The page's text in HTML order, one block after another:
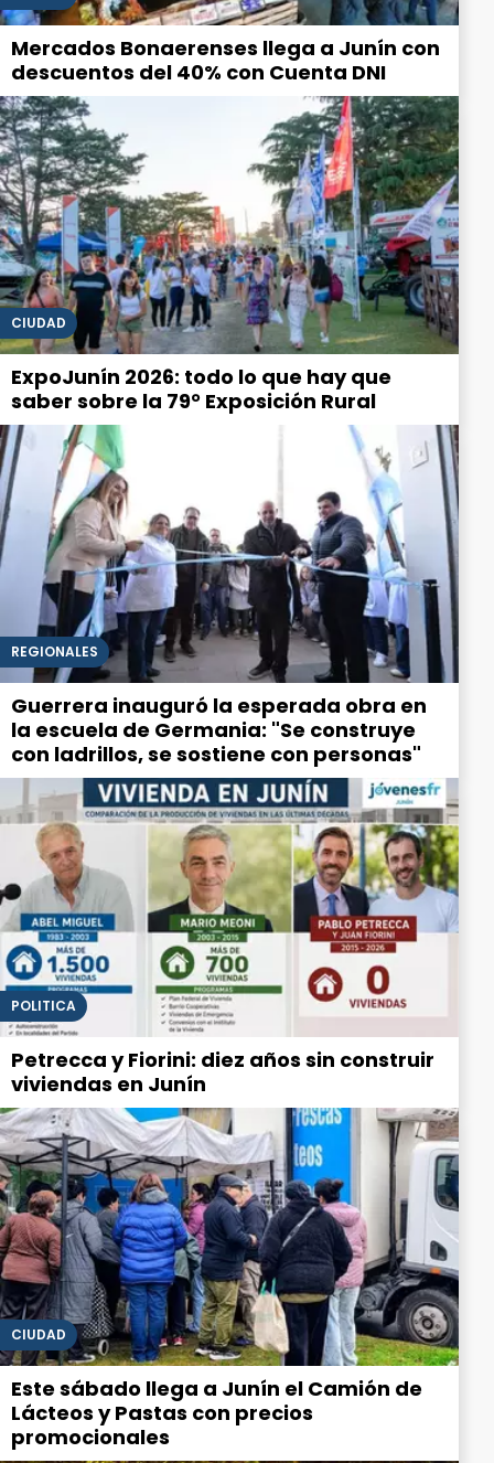
Mercados Bonaerenses llega a Junín con
descuentos del 40% con Cuenta DNI
CIUDAD
ExpoJunín 2026: todo lo que hay que
saber sobre la 79° Exposición Rural
REGIONALES
Guerrera inauguró la esperada obra en
la escuela de Germania: "Se construye
con ladrillos, se sostiene con personas"
POLITICA
Petrecca y Fiorini: diez años sin construir
viviendas en Junín
CIUDAD
Este sábado llega a Junín el Camión de
Lácteos y Pastas con precios
promocionales